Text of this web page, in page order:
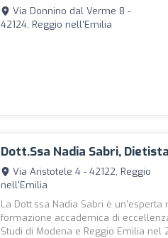
Via Donnino dal Verme 8 -
42124, Reggio nell'Emilia
Dott.ssa Nadia Sabri,
Via Aristotele 4 - 42122, Reggio
nell'Emilia
La Dott.ssa Nadia Sabri è
formazione accademica di
Studi di Modena e Reggio Emilia nel